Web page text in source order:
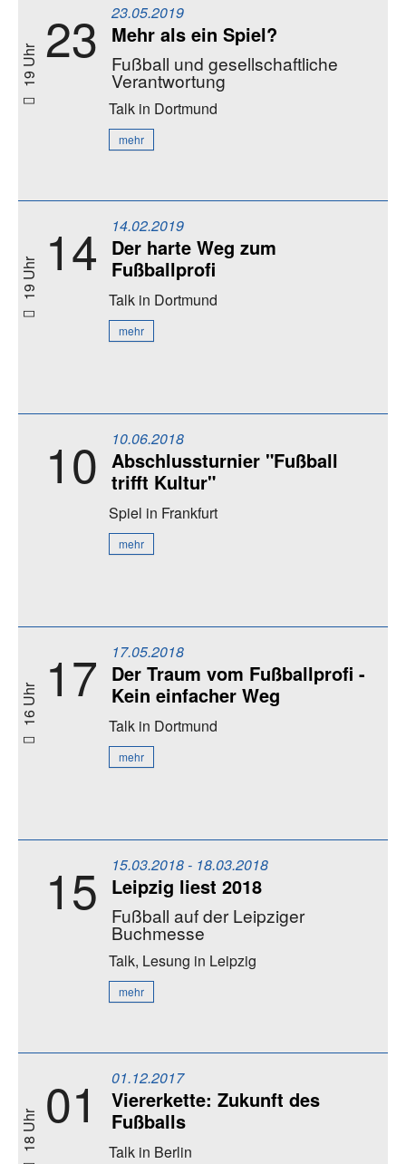
19 Uhr 23 23.05.2019
Mehr als ein Spiel?
Fußball und gesellschaftliche
Verantwortung
Talk in Dortmund
mehr
19 Uhr 14 14.02.2019
Der harte Weg zum
Fußballprofi
Talk in Dortmund
mehr
10 10.06.2018
Abschlussturnier "Fußball
trifft Kultur"
Spiel in Frankfurt
mehr
16 Uhr 17 17.05.2018
Der Traum vom Fußballprofi -
Kein einfacher Weg
Talk in Dortmund
mehr
15 15.03.2018 - 18.03.2018
Leipzig liest 2018
Fußball auf der Leipziger
Buchmesse
Talk, Lesung in Leipzig
mehr
18 Uhr 01 01.12.2017
Viererkette: Zukunft des
Fußballs
Talk in Berlin